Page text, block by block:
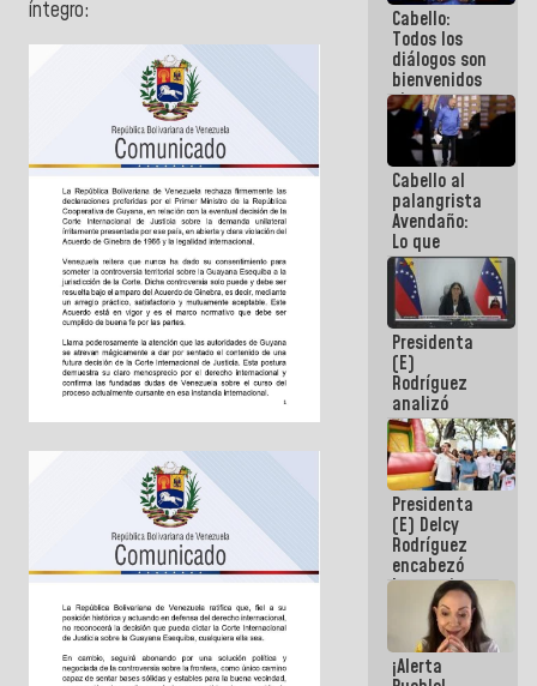
íntegro:
encuentro
presencial
para el
diálogo
Cabello:
Todos los
diálogos son
bienvenidos
siempre que
estén en el
marco de la
Constitución
de la
República
Cabello al
palangrista
Avendaño:
Lo que
vayas a
escribir
hazlo hoy
por que no
sabemos si
la semana
que viene
hay
programa
Presidenta
(E)
Rodríguez
analizó
junto a
gobernadores
planes de
recuperación
del Sistema
Eléctrico
Nacional
Presidenta
(E) Delcy
Rodríguez
encabezó
lanzamiento
del Plan
Nacional de
Recreación
Vacacional
¡Alerta